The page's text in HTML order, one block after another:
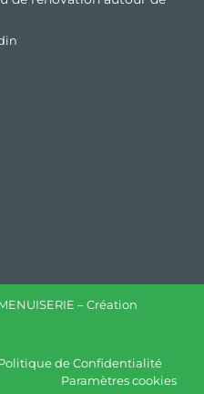
– Création
de Confidentialité
Paramètres cookies